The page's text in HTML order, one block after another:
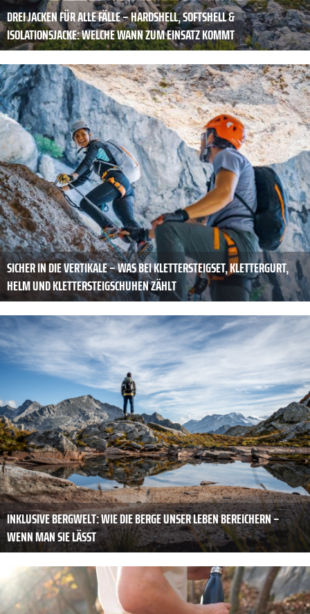
DREI JACKEN FÜR ALLE FÄLLE – HARDSHELL, SOFTSHELL &
ISOLATIONSJACKE: WELCHE WANN ZUM EINSATZ KOMMT
SICHER IN DIE VERTIKALE – WAS BEI KLETTERSTEIGSET, KLETTERGURT,
HELM UND KLETTERSTEIGSCHUHEN ZÄHLT
INKLUSIVE BERGWELT: WIE DIE BERGE UNSER LEBEN BEREICHERN –
WENN MAN SIE LÄSST